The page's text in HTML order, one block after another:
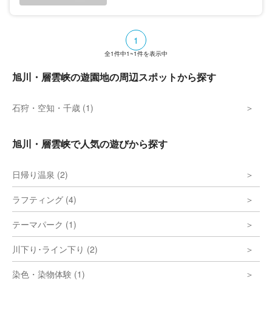
人/1日 【規模】幅：幅員6～10m
1
全1件中1~1件を表示中
旭川・層雲峡の遊園地の周辺スポットから探す
石狩・空知・千歳 (1)
旭川・層雲峡で人気の遊びから探す
日帰り温泉 (2)
ラフティング (4)
テーマパーク (1)
川下り･ライン下り (2)
染色・染物体験 (1)